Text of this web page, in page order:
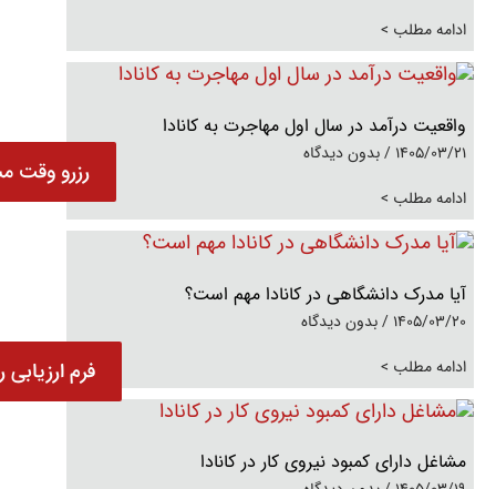
ادامه مطلب >
واقعیت درآمد در سال اول مهاجرت به کانادا
1405/03/21
بدون دیدگاه
ادامه مطلب >
آیا مدرک دانشگاهی در کانادا مهم است؟
1405/03/20
بدون دیدگاه
ادامه مطلب >
مشاغل دارای کمبود نیروی کار در کانادا
رزرو وقت
فرم ارزیابی